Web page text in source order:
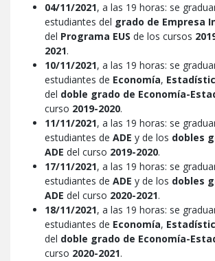
04/11/2021, a las 19 horas: se
estudiantes del grado de Empresa
del Programa EUS de los cursos
2021.
10/11/2021, a las 19 horas: se
estudiantes de Economía,
del doble grado de Economía-
curso 2019-2020.
11/11/2021, a las 19 horas: se
estudiantes de ADE y de los dobles
ADE del curso 2019-2020.
17/11/2021, a las 19 horas: se
estudiantes de ADE y de los dobles
ADE del curso 2020-2021.
18/11/2021, a las 19 horas: se
estudiantes de Economía,
del doble grado de Economía-
curso 2020-2021.